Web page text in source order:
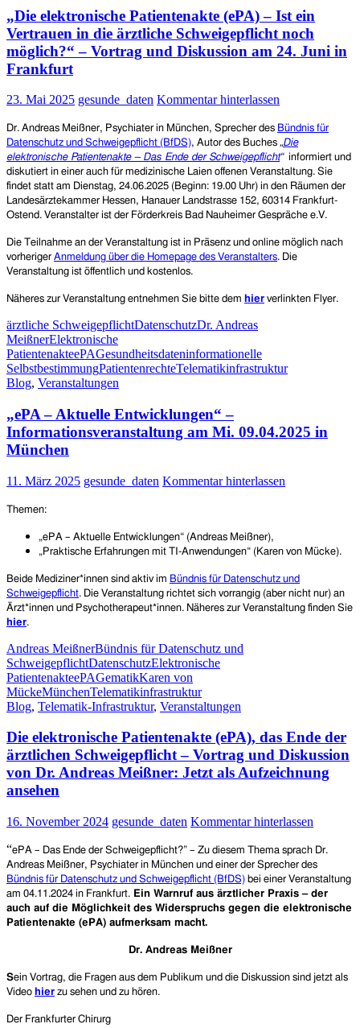
„Die elektronische Patientenakte (ePA) – Ist ein
Vertrauen in die ärztliche Schweigepflicht noch
möglich?“ – Vortrag und Diskussion am 24. Juni in
Frankfurt
23. Mai 2025 gesunde_daten Kommentar hinterlassen
Dr. Andreas Meißner, Psychiater in München, Sprecher des Bündnis für
Datenschutz und Schweigepflicht (BfDS), Autor des Buches „Die
elektronische Patientenakte – Das Ende der Schweigepflicht“ informiert und
diskutiert in einer auch für medizinische Laien offenen Veranstaltung. Sie
findet statt am Dienstag, 24.06.2025 (Beginn: 19.00 Uhr) in den Räumen der
Landesärztekammer Hessen, Hanauer Landstrasse 152, 60314 Frankfurt-
Ostend. Veranstalter ist der Förderkreis Bad Nauheimer Gespräche e.V.
Die Teilnahme an der Veranstaltung ist in Präsenz und online möglich nach
vorheriger Anmeldung über die Homepage des Veranstalters. Die
Veranstaltung ist öffentlich und kostenlos.
Näheres zur Veranstaltung entnehmen Sie bitte dem hier verlinkten Flyer.
ärztliche SchweigepflichtDatenschutzDr. Andreas
MeißnerElektronische
PatientenakteePAGesundheitsdateninformationelle
SelbstbestimmungPatientenrechteTelematikinfrastruktur
Blog, Veranstaltungen
„ePA – Aktuelle Entwicklungen“ –
Informationsveranstaltung am Mi. 09.04.2025 in
München
11. März 2025 gesunde_daten Kommentar hinterlassen
Themen:
„ePA – Aktuelle Entwicklungen“ (Andreas Meißner),
„Praktische Erfahrungen mit TI-Anwendungen“ (Karen von Mücke).
Beide Mediziner*innen sind aktiv im Bündnis für Datenschutz und
Schweigepflicht. Die Veranstaltung richtet sich vorrangig (aber nicht nur) an
Ärzt*innen und Psychotherapeut*innen. Näheres zur Veranstaltung finden Sie
hier.
Andreas MeißnerBündnis für Datenschutz und
SchweigepflichtDatenschutzElektronische
PatientenakteePAGematikKaren von
MückeMünchenTelematikinfrastruktur
Blog, Telematik-Infrastruktur, Veranstaltungen
Die elektronische Patientenakte (ePA), das Ende der
ärztlichen Schweigepflicht – Vortrag und Diskussion
von Dr. Andreas Meißner: Jetzt als Aufzeichnung
ansehen
16. November 2024 gesunde_daten Kommentar hinterlassen
“ePA – Das Ende der Schweigepflicht?” – Zu diesem Thema sprach Dr.
Andreas Meißner, Psychiater in München und einer der Sprecher des
Bündnis für Datenschutz und Schweigepflicht (BfDS) bei einer Veranstaltung
am 04.11.2024 in Frankfurt. Ein Warnruf aus ärztlicher Praxis – der
auch auf die Möglichkeit des Widerspruchs gegen die elektronische
Patientenakte (ePA) aufmerksam macht.
Dr. Andreas Meißner
Sein Vortrag, die Fragen aus dem Publikum und die Diskussion sind jetzt als
Video hier zu sehen und zu hören.
Der Frankfurter Chirurg